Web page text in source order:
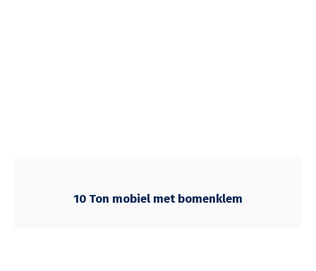
10 Ton mobiel met bomenklem